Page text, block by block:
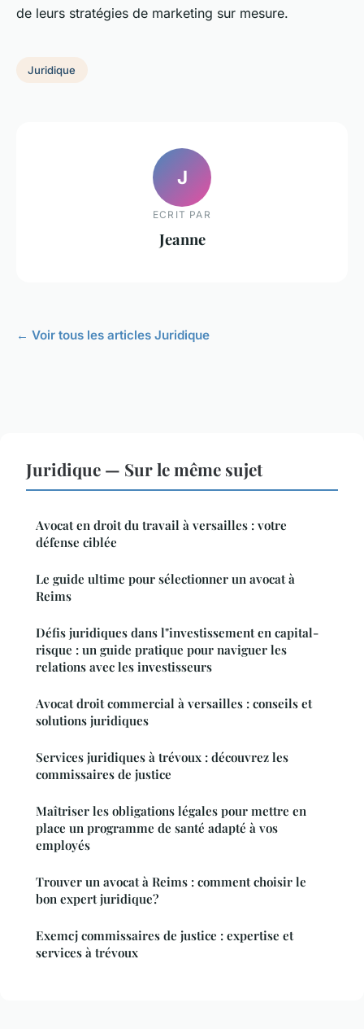
de leurs stratégies de marketing sur mesure.
Juridique
J
ECRIT PAR
Jeanne
← Voir tous les articles Juridique
Juridique — Sur le même sujet
Avocat en droit du travail à versailles : votre
défense ciblée
Le guide ultime pour sélectionner un avocat à
Reims
Défis juridiques dans l"investissement en capital-
risque : un guide pratique pour naviguer les
relations avec les investisseurs
Avocat droit commercial à versailles : conseils et
solutions juridiques
Services juridiques à trévoux : découvrez les
commissaires de justice
Maîtriser les obligations légales pour mettre en
place un programme de santé adapté à vos
employés
Trouver un avocat à Reims : comment choisir le
bon expert juridique?
Exemcj commissaires de justice : expertise et
services à trévoux